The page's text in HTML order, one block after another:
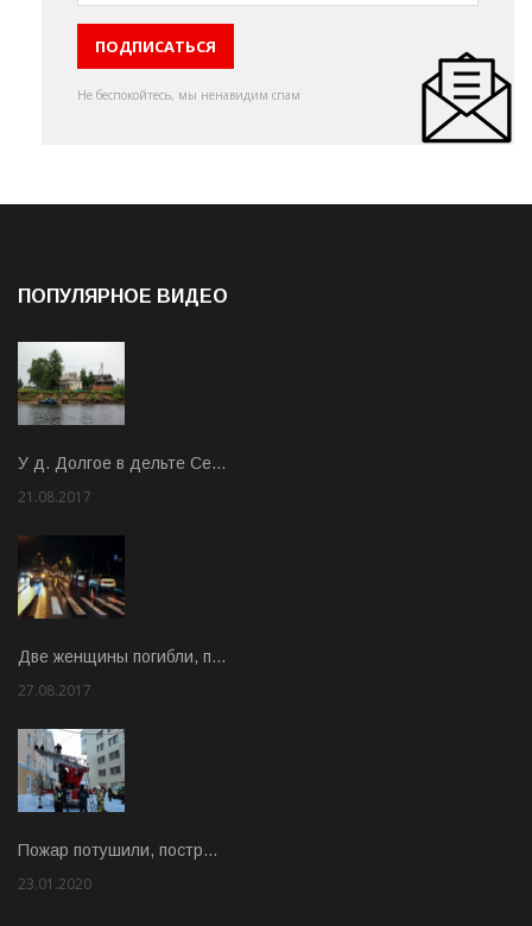
Не беспокойтесь, мы ненавидим спам
ПОПУЛЯРНОЕ ВИДЕО
У д. Долгое в дельте Се…
21.08.2017
Две женщины погибли, п…
27.08.2017
Пожар потушили, постр…
23.01.2020